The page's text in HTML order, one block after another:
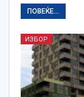
ПОВЕЌЕ...
ИЗБОР